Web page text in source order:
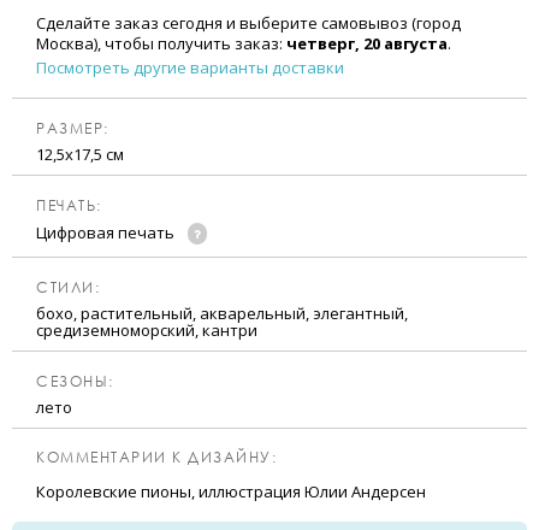
Сделайте заказ сегодня и выберите самовывоз (город
Москва), чтобы получить заказ: четверг, 20 августа.
Посмотреть другие варианты доставки
РАЗМЕР:
12,5х17,5 см
ПЕЧАТЬ:
Цифровая печать
CТИЛИ:
бохо, растительный, акварельный, элегантный,
средиземноморский, кантри
CЕЗОНЫ:
лето
КОММЕНТАРИИ К ДИЗАЙНУ:
Королевские пионы, иллюстрация Юлии Андерсен